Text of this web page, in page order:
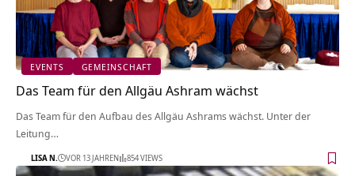
EVENTS GEMEINSCHAFT
Das Team für den Allgäu Ashram wächst
Das Team für den Aufbau des Allgäu Ashrams wächst. Unter der
Leitung…
LISA N. VOR 13 JAHREN 854 VIEWS